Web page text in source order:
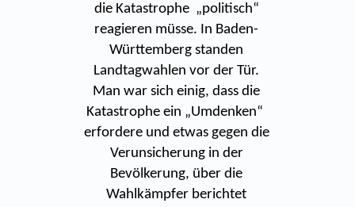
die Katastrophe „politisch“
reagieren müsse. In Baden-
Württemberg standen
Landtagwahlen vor der Tür.
Man war sich einig, dass die
Katastrophe ein „Umdenken“
erfordere und etwas gegen die
Verunsicherung in der
Bevölkerung, über die
Wahlkämpfer berichtet